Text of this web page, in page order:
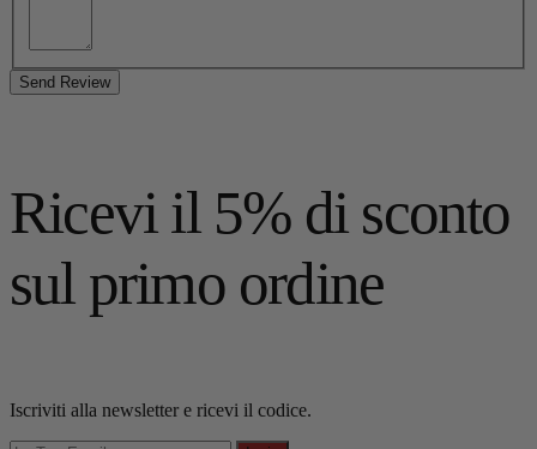
Send Review
Ricevi il 5% di sconto
sul primo ordine
Iscriviti alla newsletter e ricevi il codice.